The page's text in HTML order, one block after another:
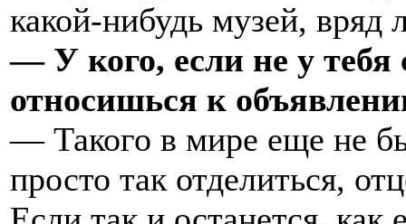
какой-нибудь музей, вряд
— У кого, если не у
относишься к
— Такого в мире еще не
просто так отделиться,